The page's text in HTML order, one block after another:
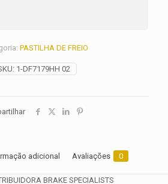
1-DF7179HH 02
PASTILHA DE FREIO
adicional Avaliações 0
BRAKE SPECIALISTS